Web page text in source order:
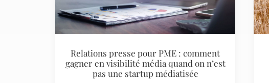
Relations presse pour PME : comment
gagner en visibilité média quand on n’est
pas une startup médiatisée